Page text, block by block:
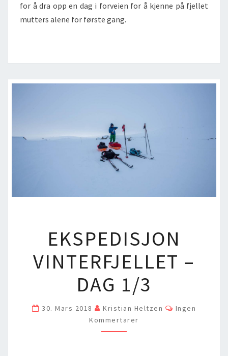
for å dra opp en dag i forveien for å kjenne på fjellet
mutters alene for første gang.
VINTERFJELLET
–
DAG
1/3
EKSPEDISJON
VINTERFJELLET –
DAG 1/3
30. Mars 2018 Kristian Heltzen Comments
Ingen
Kommertarer